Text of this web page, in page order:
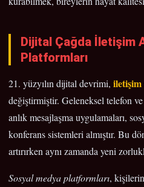
Dijital Çağda İletişim
Platformları
21. yüzyılın dijital devrimi, iletişim
değiştirmiştir. Geleneksel telefon
anlık mesajlaşma uygulamaları,
konferans sistemleri almıştır. Bu
artırırken aynı zamanda yeni
Sosyal medya platformları,